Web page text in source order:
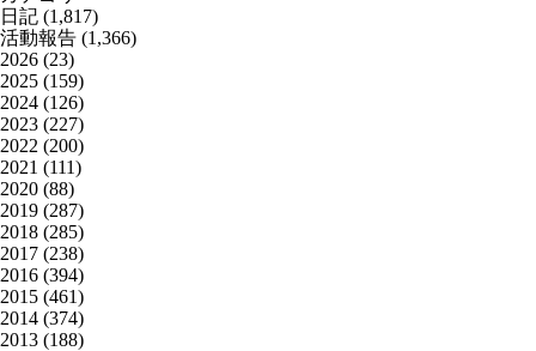
日記 (1,817)
活動報告 (1,366)
2026 (23)
2025 (159)
2024 (126)
2023 (227)
2022 (200)
2021 (111)
2020 (88)
2019 (287)
2018 (285)
2017 (238)
2016 (394)
2015 (461)
2014 (374)
2013 (188)